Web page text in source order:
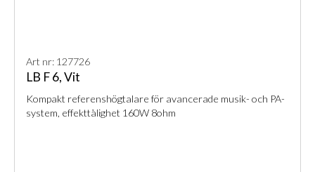
Art nr: 127726
LB F 6, Vit
Kompakt referenshögtalare för avancerade musik- och PA-
system, effekttålighet 160W 8ohm